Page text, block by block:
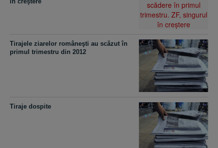
Tirajele ziarelor româneşti au scăzut în
primul trimestru din 2012
Tiraje dospite